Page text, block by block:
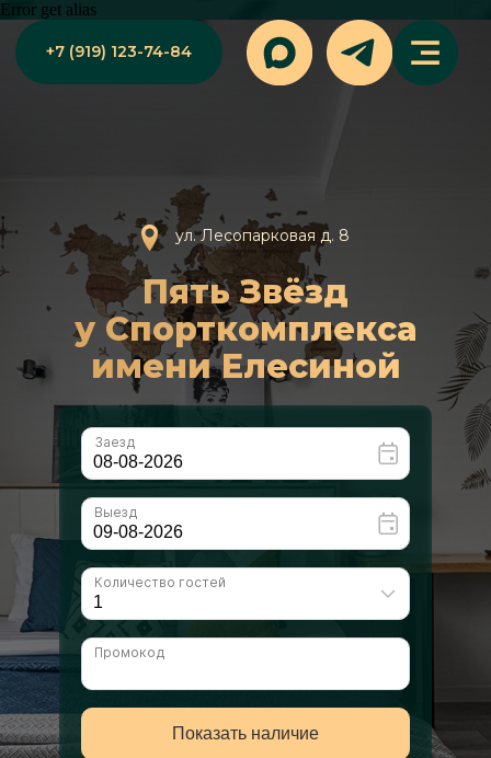
Error get alias
Пять Звёзд
у Спорткомплекса
имени Елесиной
ул. Лесопарковая д. 8